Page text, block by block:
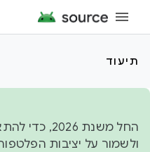
תיעוד
החל משנת
ולשמור על יציבות